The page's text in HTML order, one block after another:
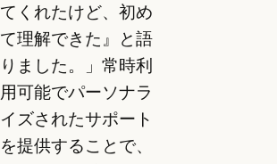
てくれたけど、初め
て理解できた』と語
りました。」常時利
用可能でパーソナラ
イズされたサポート
を提供することで、